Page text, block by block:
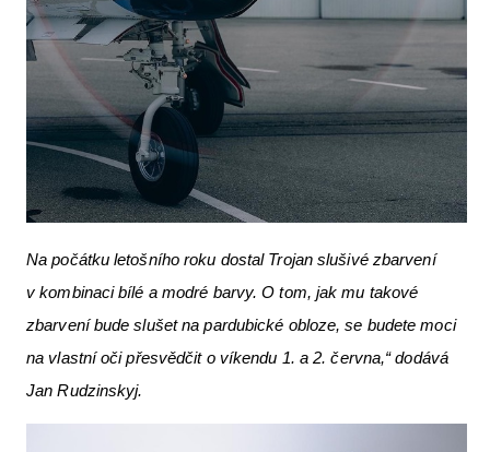
Na počátku letošního roku dostal Trojan slušivé zbarvení
v kombinaci bílé a modré barvy. O tom, jak mu takové
zbarvení bude slušet na pardubické obloze, se budete moci
na vlastní oči přesvědčit o víkendu 1. a 2. června,“ dodává
Jan Rudzinskyj.